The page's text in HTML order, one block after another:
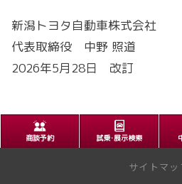
新潟トヨタ自動車株式会社
代表取締役 中野 照道
2026年5月28日 改訂
商談予約 試乗･展示検索
サイトマッ